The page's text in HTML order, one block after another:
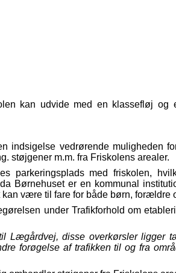
kan udvide med en klassefløj og
indsigelse vedrørende muligheden
støjgener m.m. fra Friskolens arealer.
parkeringsplads med friskolen,
Børnehuset er en kommunal
være til fare for både børn, forældre
under Trafikforhold om
Lægårdvej, disse overkørsler ligger
forøgelse af trafikken til og fra